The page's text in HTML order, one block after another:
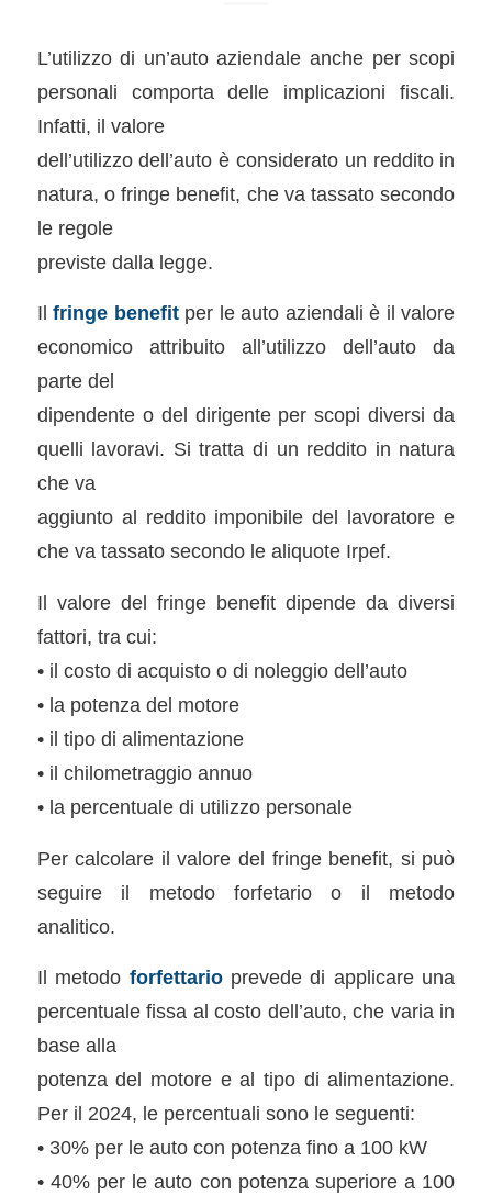
L’utilizzo di un’auto aziendale anche per scopi
personali comporta delle implicazioni fiscali.
Infatti, il valore
dell’utilizzo dell’auto è considerato un reddito in
natura, o fringe benefit, che va tassato secondo
le regole
previste dalla legge.
Ilfringe benefitper le auto aziendali è il valore
economico attribuito all’utilizzo dell’auto da
parte del
dipendente o del dirigente per scopi diversi da
quelli lavoravi. Si tratta di un reddito in natura
che va
aggiunto al reddito imponibile del lavoratore e
che va tassato secondo le aliquote Irpef.
Il valore del fringe benefit dipende da diversi
fattori, tra cui:
• il costo di acquisto o di noleggio dell’auto
• la potenza del motore
• il tipo di alimentazione
• il chilometraggio annuo
• la percentuale di utilizzo personale
Per calcolare il valore del fringe benefit, si può
seguire il metodo forfetario o il metodo
analitico.
Il metodo forfettarioprevede di applicare una
percentuale fissa al costo dell’auto, che varia in
base alla
potenza del motore e al tipo di alimentazione.
Per il 2024, le percentuali sono le seguenti:
• 30% per le auto con potenza fino a 100 kW
• 40% per le auto con potenza superiore a 100